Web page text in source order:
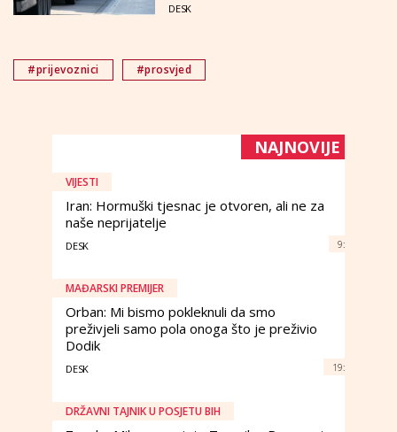
DESK
#prijevoznici #prosvjed
NAJNOVIJE
VIJESTI
Iran: Hormuški tjesnac je otvoren, ali ne za
naše neprijatelje
DESK 9:
MAĐARSKI PREMIJER
Orban: Mi bismo pokleknuli da smo
preživjeli samo pola onoga što je preživio
Dodik
DESK 19:
DRŽAVNI TAJNIK U POSJETU BIH